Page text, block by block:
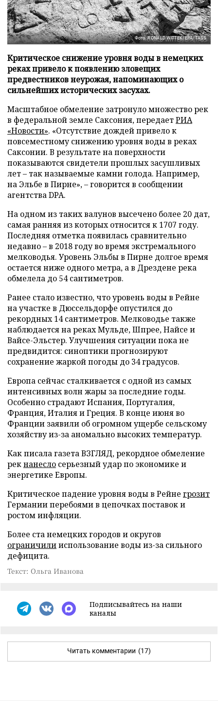
Фото: RONALD WITTEK/EPA/TASS
Критическое снижение уровня воды в немецких
реках привело к появлению зловещих
предвестников неурожая, напоминающих о
сильнейших исторических засухах.
Масштабное обмеление затронуло множество рек
в федеральной земле Саксония, передаетРИА
«Новости». «Отсутствие дождей привело к
повсеместному снижению уровня воды в реках
Саксонии. В результате на поверхности
показываются свидетели прошлых засушливых
лет – так называемые камни голода. Например,
на Эльбе в Пирне», – говорится в сообщении
агентства DPA.
На одном из таких валунов высечено более 20 дат,
самая ранняя из которых относится к 1707 году.
Последняя отметка появилась сравнительно
недавно – в 2018 году во время экстремального
мелководья. Уровень Эльбы в Пирне долгое время
остается ниже одного метра, а в Дрездене река
обмелела до 54 сантиметров.
Ранее стало известно, что уровень воды в Рейне
на участке в Дюссельдорфе опустился до
рекордных 14 сантиметров. Мелководье также
наблюдается на реках Мульде, Шпрее, Найсе и
Вайсе-Эльстер. Улучшения ситуации пока не
предвидится: синоптики прогнозируют
сохранение жаркой погоды до 34 градусов.
Европа сейчас сталкивается с одной из самых
интенсивных волн жары за последние годы.
Особенно страдают Испания, Португалия,
Франция, Италия и Греция. В конце июня во
Франции заявили об огромном ущербе сельскому
хозяйству из-за аномально высоких температур.
Как писала газета ВЗГЛЯД, рекордное обмеление
рекнанесло серьезный удар по экономике и
энергетике Европы.
Критическое падение уровня воды в Рейне грозит
Германии перебоями в цепочках поставок и
ростом инфляции.
Более ста немецких городов и округов
ограничилииспользование воды из-за сильного
дефицита.
Текст: Ольга Иванова
Подписывайтесь на наши
каналы
Читать комментарии (17)